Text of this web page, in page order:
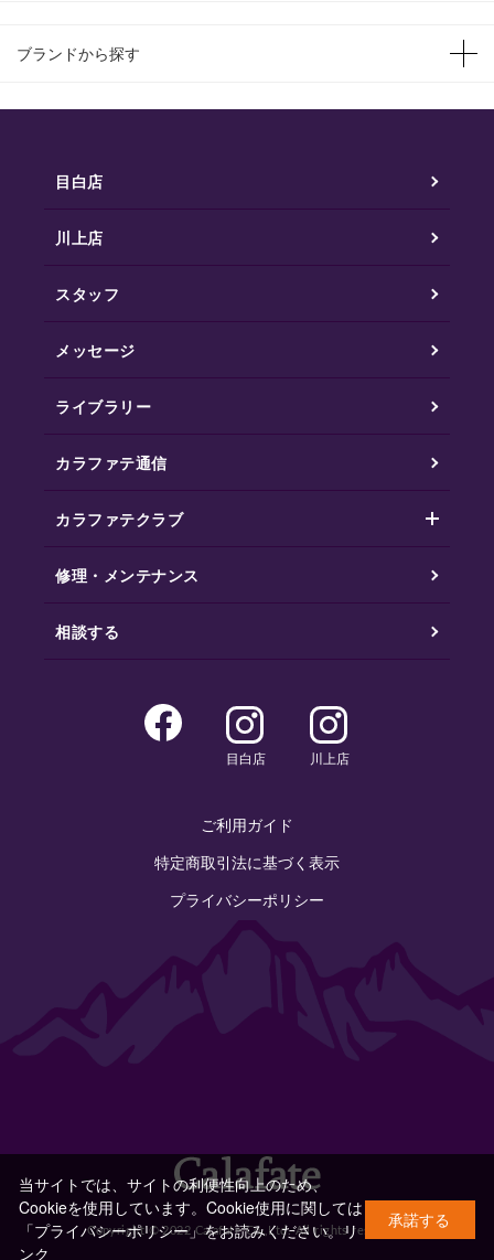
ブランドから探す
目白店
川上店
スタッフ
メッセージ
ライブラリー
カラファテ通信
カラファテクラブ
修理・メンテナンス
相談する
目白店 川上店
ご利用ガイド
特定商取引法に基づく表示
プライバシーポリシー
Copyright © 2022 Calafate Co.,Ltd. All rights reserved.
当サイトでは、サイトの利便性向上のため、
Cookieを使用しています。Cookie使用に関しては
「プライバシーポリシー」をお読みください。リ
ンク
承諾する